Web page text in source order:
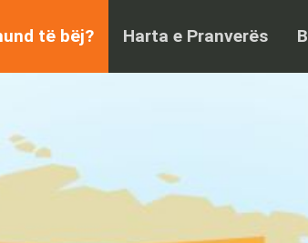
të bëj? Harta e Pranverës